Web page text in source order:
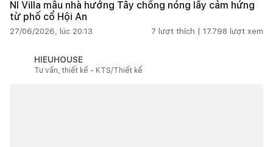
NI Villa mẫu nhà hướng Tây chống nóng lấy cảm hứng
từ phố cổ Hội An
27/06/2026, lúc 20:13 7 lượt thích | 17.798 lượt xem
HIEUHOUSE
Tư vấn, thiết kế - KTS/Thiết kế